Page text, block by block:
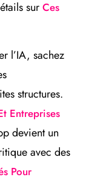
sur Ces
l’IA, sachez
structures.
Entreprises
devient un
avec des
Pour